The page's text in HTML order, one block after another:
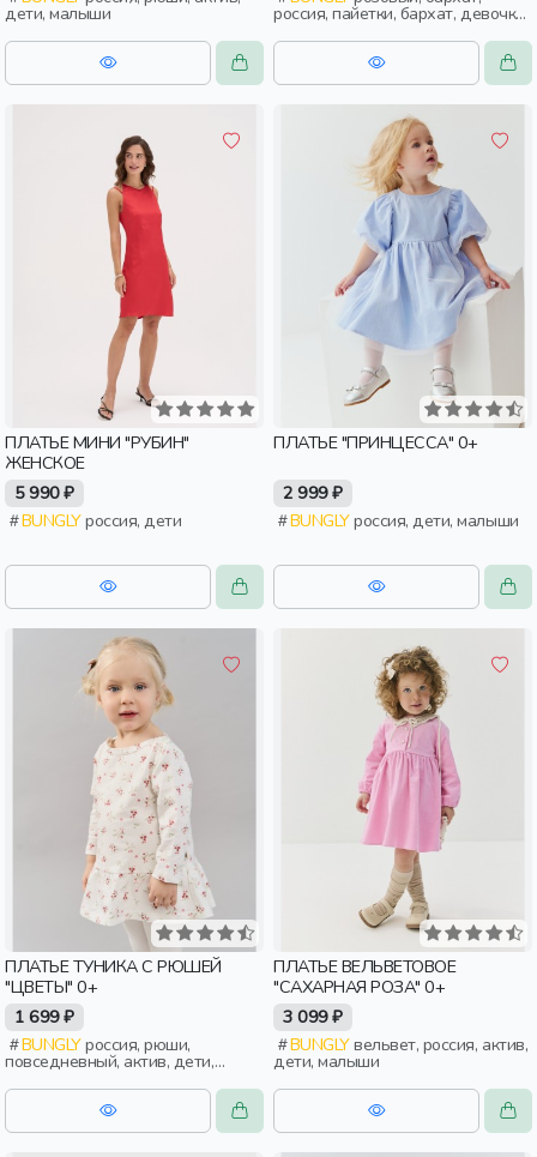
дети, малыши россия, пайетки, бархат, девочки,
дети, малыши, дошкольники
ПЛАТЬЕ МИНИ "РУБИН"
ЖЕНСКОЕ
5 990 ₽
BUNGLYроссия, дети
ПЛАТЬЕ "ПРИНЦЕССА" 0+
2 999 ₽
BUNGLYроссия, дети, малыши
ПЛАТЬЕ ТУНИКА С РЮШЕЙ
"ЦВЕТЫ" 0+
1 699 ₽
BUNGLYроссия, рюши,
повседневный, актив, дети,
ПЛАТЬЕ ВЕЛЬВЕТОВОЕ
"САХАРНАЯ РОЗА" 0+
3 099 ₽
BUNGLYвельвет, россия, актив,
дети, малыши